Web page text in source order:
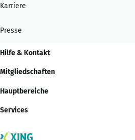
Karriere
Presse
Hilfe & Kontakt
Mitgliedschaften
Hauptbereiche
Services